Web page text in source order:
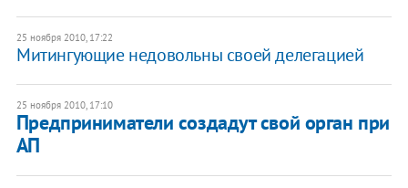
25 ноября 2010, 17:22
Митингующие недовольны своей делегацией
25 ноября 2010, 17:10
Предприниматели создадут свой орган при
АП